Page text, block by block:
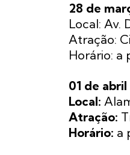
28 de
Local: Av.
Atração:
Horário: a
01 de
Local:
Atração:
Horário: a